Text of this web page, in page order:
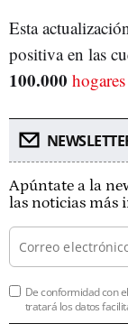
Esta
positiva en las
100.000 hogares
Apúntate a la
las noticias más
De conformidad con el
tratará los datos